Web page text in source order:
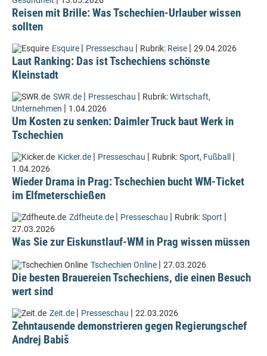
Reisen mit Brille: Was Tschechien-Urlauber wissen
sollten
Esquire | Presseschau | Rubrik: Reise | 29.04.2026
Laut Ranking: Das ist Tschechiens schönste
Kleinstadt
SWR.de | Presseschau | Rubrik:Wirtschaft,
Unternehmen | 1.04.2026
Um Kosten zu senken: Daimler Truck baut Werk in
Tschechien
Kicker.de | Presseschau | Rubrik:Sport, Fußball |
1.04.2026
Wieder Drama in Prag: Tschechien bucht WM-Ticket
im Elfmeterschießen
Zdfheute.de | Presseschau | Rubrik:Sport |
27.03.2026
Was Sie zur Eiskunstlauf-WM in Prag wissen müssen
Tschechien Online | 27.03.2026
Die besten Brauereien Tschechiens, die einen Besuch
wert sind
Zeit.de | Presseschau | 22.03.2026
Zehntausende demonstrieren gegen Regierungschef
Andrej Babiš